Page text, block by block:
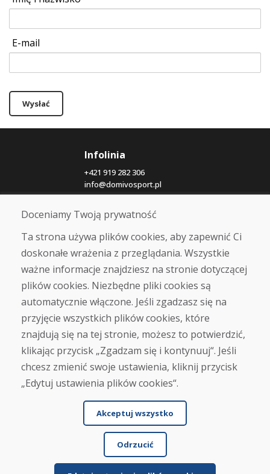
E-mail
Wysłać
Infolinia
+421 919 282 306
info@domivosport.pl
O nas
Blog
O nas
Sklep
Kontakt
Zakup
Sklep internetowy
Warunki handlowe
Transport
Zapłata
Skarga
Zwrot i wymiana towaru
Ochrona danych osobowych
Cookies
Doceniamy Twoją prywatność
Ta strona używa plików cookies, aby zapewnić Ci
doskonałe wrażenia z przeglądania. Wszystkie
ważne informacje znajdziesz na stronie dotyczącej
plików cookies. Niezbędne pliki cookies są
automatycznie włączone. Jeśli zgadzasz się na
przyjęcie wszystkich plików cookies, które
znajdują się na tej stronie, możesz to potwierdzić,
klikając przycisk „Zgadzam się i kontynuuj“. Jeśli
chcesz zmienić swoje ustawienia, kliknij przycisk
„Edytuj ustawienia plików cookies“.
Akceptuj wszystko
Odrzucić